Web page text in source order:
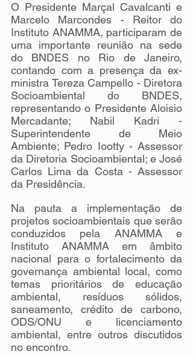
O Presidente Marçal Cavalcanti e
Marcelo Marcondes - Reitor do
Instituto ANAMMA, participaram de
uma importante reunião na sede
do BNDES no Rio de Janeiro,
contando com a presença da ex-
ministra Tereza Campello - Diretora
Socioambiental do BNDES,
representando o Presidente Aloisio
Mercadante; Nabil Kadri -
Superintendente de Meio
Ambiente; Pedro Iootty - Assessor
da Diretoria Socioambiental; e José
Carlos Lima da Costa - Assessor
da Presidência.
Na pauta a implementação de
projetos socioambientais que serão
conduzidos pela ANAMMA e
Instituto ANAMMA em âmbito
nacional para o fortalecimento da
governança ambiental local, como
temas prioritários de educação
ambiental, resíduos sólidos,
saneamento, crédito de carbono,
ODS/ONU e licenciamento
ambiental, entre outros discutidos
no encontro.